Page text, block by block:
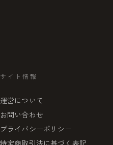
サイト情報
運営について
お問い合わせ
プライバシーポリシー
特定商取引法に基づく表記